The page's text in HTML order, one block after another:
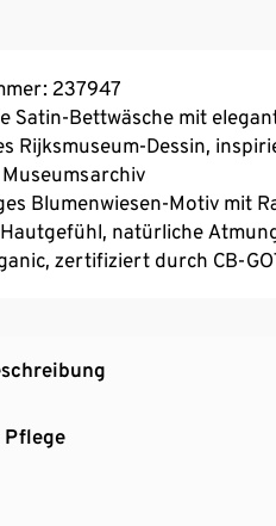
237947
Satin-Bettwäsche mit
Rijksmuseum-Dessin,
Blumenwiesen-Motiv mit
Hautgefühl, natürliche
zertifiziert durch CB-
Pflege